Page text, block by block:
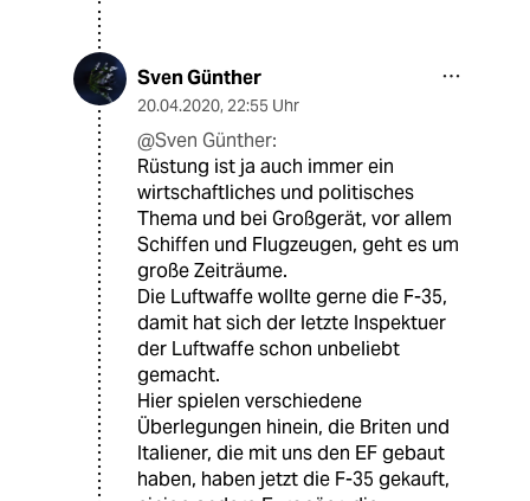
Sven Günther
20.04.2020, 22:55 Uhr
@Sven Günther:
Rüstung ist ja auch immer ein
wirtschaftliches und politisches
Thema und bei Großgerät, vor allem
Schiffen und Flugzeugen, geht es um
große Zeiträume.
Die Luftwaffe wollte gerne die F-35,
damit hat sich der letzte Inspektuer
der Luftwaffe schon unbeliebt
gemacht.
Hier spielen verschiedene
Überlegungen hinein, die Briten und
Italiener, die mit uns den EF gebaut
haben, haben jetzt die F-35 gekauft,